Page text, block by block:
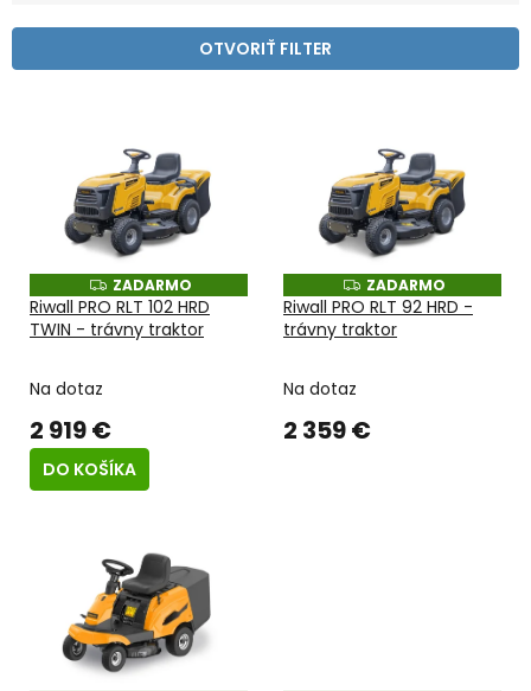
i
p
OTVORIŤ FILTER
Z
A
D
A
ZADARMO
Riwall PRO RLT 102 HRD
TWIN - trávny traktor
Na dotaz
2 919 €
DO KOŠÍKA
Z
A
D
A
ZADARMO
Riwall PRO RLT 92 HRD -
trávny traktor
Na dotaz
2 359 €